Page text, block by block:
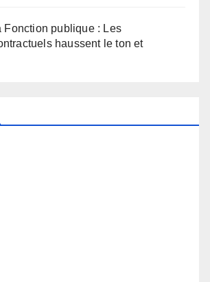
Fonction publique : Les
haussent le ton et